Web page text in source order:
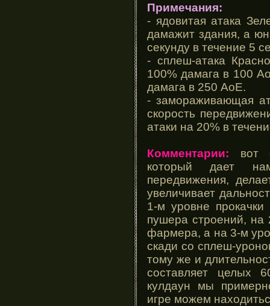
Примечания:
- ядовитая атака
дамажит здания, а
секунду в течение 5
- сплеш-атака
100% дамага в 100
дамага в 250 АоЕ.
- замораживающая
скорость
атаки на 20% в
Комментарии: вот
который дает
передвижения,
увеличивает
1-м уровне прокачки
пушера строений, на
фармера, а на 3-м
скади со сплеш-
тому же и
составляет целых
кулдаун мы
игре можем